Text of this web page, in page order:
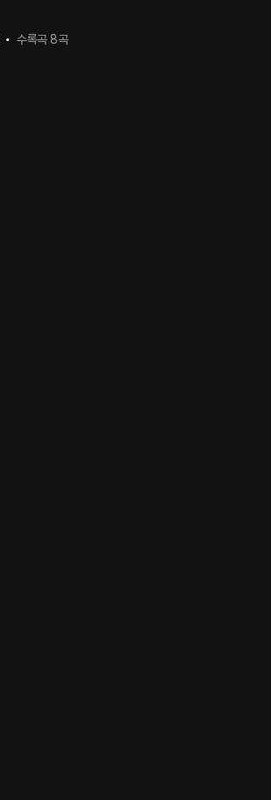
수록곡 8곡